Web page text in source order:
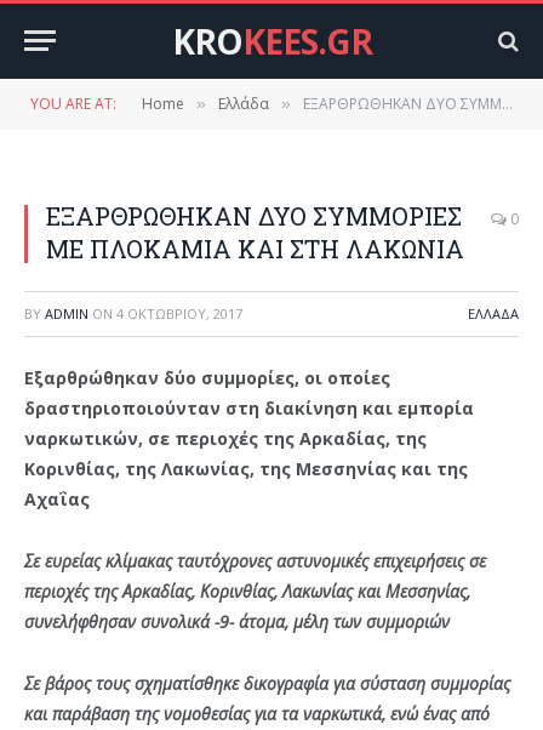
KROKEES.GR
YOU ARE AT: Home » Ελλάδα » ΕΞΑΡΘΡΩΘΗΚΑΝ ΔΥΟ ΣΥΜΜΟΡΙΕΣ ΜΕ ΠΛΟΚΑΜΙΑ ΚΑΙ ΣΤΗ ΛΑΚΩΝΙΑ
ΕΞΑΡΘΡΩΘΗΚΑΝ ΔΥΟ ΣΥΜΜΟΡΙΕΣ
ΜΕ ΠΛΟΚΑΜΙΑ ΚΑΙ ΣΤΗ ΛΑΚΩΝΙΑ
0
BY ADMIN ON 4 ΟΚΤΩΒΡΊΟΥ, 2017 ΕΛΛΆΔΑ
Εξαρθρώθηκαν δύο συμμορίες, οι οποίες
δραστηριοποιούνταν στη διακίνηση και εμπορία
ναρκωτικών, σε περιοχές της Αρκαδίας, της
Κορινθίας, της Λακωνίας, της Μεσσηνίας και της
Αχαΐας
Σε ευρείας κλίμακας ταυτόχρονες αστυνομικές επιχειρήσεις σε
περιοχές της Αρκαδίας, Κορινθίας, Λακωνίας και Μεσσηνίας,
συνελήφθησαν συνολικά -9- άτομα, μέλη των συμμοριών
Σε βάρος τους σχηματίσθηκε δικογραφία για σύσταση συμμορίας
και παράβαση της νομοθεσίας για τα ναρκωτικά, ενώ ένας από